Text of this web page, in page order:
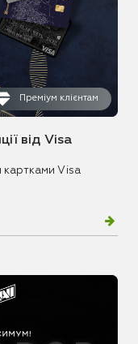
Преміум клієнтам
від Visa
картками Visa